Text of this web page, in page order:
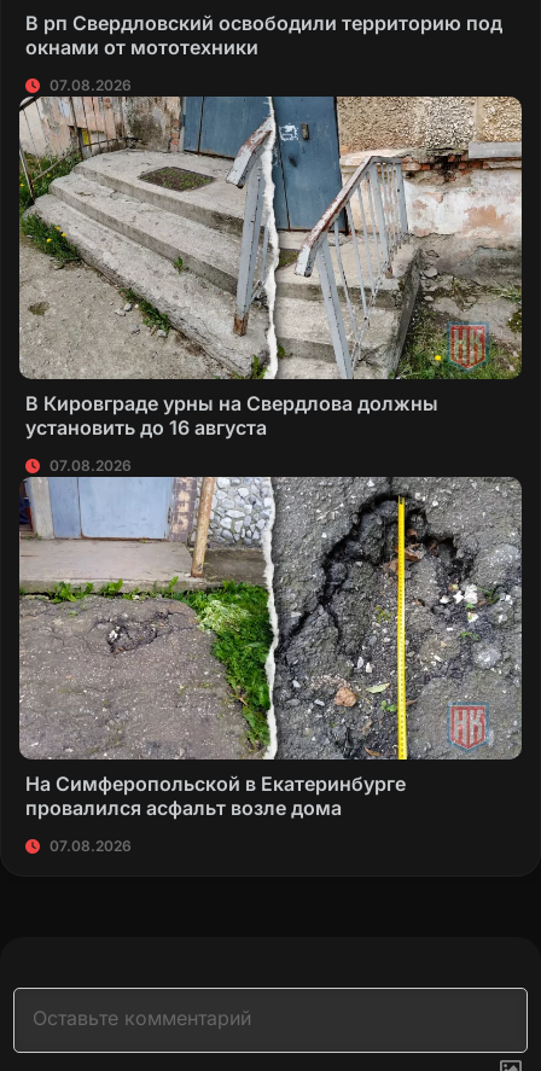
В рп Свердловский освободили территорию под
окнами от мототехники
07.08.2026
В Кировграде урны на Свердлова должны
установить до 16 августа
07.08.2026
На Симферопольской в Екатеринбурге
провалился асфальт возле дома
07.08.2026